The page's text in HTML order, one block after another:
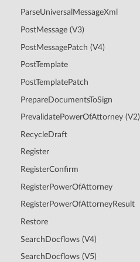
ParseUniversalMessageXml
PostMessage (V3)
PostMessagePatch (V4)
PostTemplate
PostTemplatePatch
PrepareDocumentsToSign
PrevalidatePowerOfAttorney (V2)
RecycleDraft
Register
RegisterConfirm
RegisterPowerOfAttorney
RegisterPowerOfAttorneyResult
Restore
SearchDocflows (V4)
SearchDocflows (V5)